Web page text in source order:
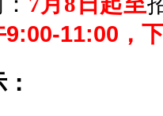
9:00-11:00，